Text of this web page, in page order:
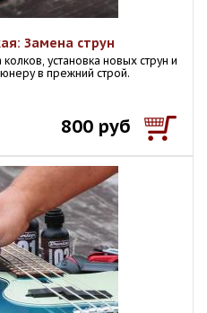
Замена струн
установка новых струн и
в прежний строй.
800 руб